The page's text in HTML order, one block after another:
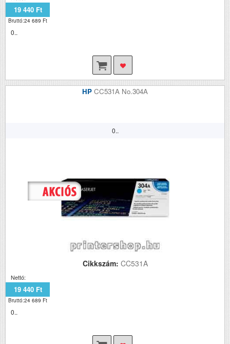
19 440 Ft
Bruttó:24 689 Ft
0..
HP CC531A No.304A
0..
Cikkszám: CC531A
Nettó:
19 440 Ft
Bruttó:24 689 Ft
0..